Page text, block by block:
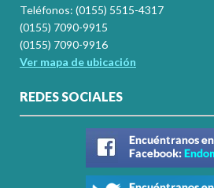
Teléfonos: (0155) 5515-4317
(0155) 7090-9915
(0155) 7090-9916
Ver mapa de ubicación
REDES SOCIALES